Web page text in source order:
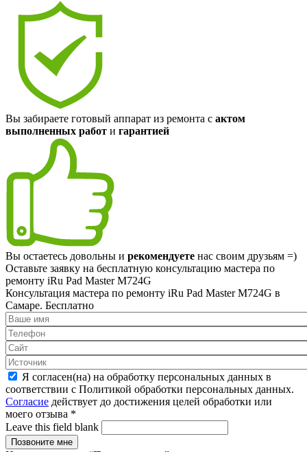
Вы забираете готовый аппарат из ремонта с актом
выполненных работ и гарантией
Вы остаетесь довольны и рекомендуете нас своим друзьям =)
Оставьте заявку на бесплатную консультацию мастера по
ремонту iRu Pad Master M724G
Консультация мастера по ремонту iRu Pad Master M724G в
Самаре. Бесплатно
Я согласен(на) на обработку персональных данных в
соответствии с Политикой обработки персональных данных.
Согласие действует до достижения целей обработки или
моего отзыва *
Leave this field blank